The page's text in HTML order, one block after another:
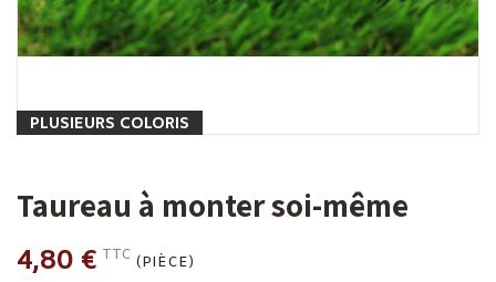
PLUSIEURS COLORIS
Taureau à monter soi-même
4,80 € TTC (PIÈCE)